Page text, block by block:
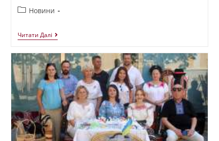
Новини
Читати Далі